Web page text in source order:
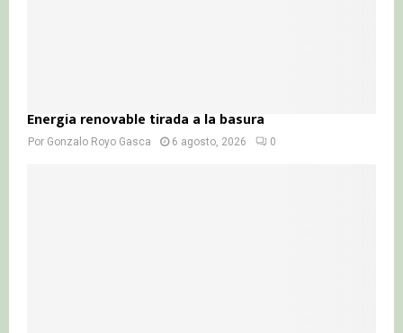
Energía renovable tirada a la basura
Por Gonzalo Royo Gasca 6 agosto, 2026 0